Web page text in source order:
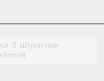
Штукатурки
Bonolit